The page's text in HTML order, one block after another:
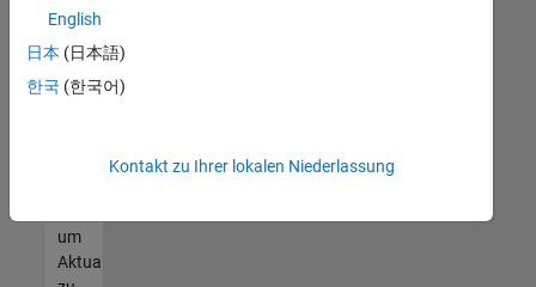
Ihren
entsprechen,
werden
unseres
um
Aktualisierungen
English
日本 (日本語)
한국 (한국어)
Kontakt zu Ihrer lokalen Niederlassung